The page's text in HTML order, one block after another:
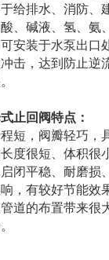
给排水、消防、
、碱液、氢、氨
安装于水泵出口
击，达到防止逆
止回阀特点：
短，阀瓣轻巧，
度很短、体积很
闭平稳、耐磨损
，有较好节能效
道的布置带来很